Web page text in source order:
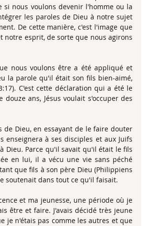
si nous voulons devenir l'homme ou la
les paroles de Dieu à notre sujet
De cette manière, c'est l'image que
esprit, de sorte que nous agirons
nous voulons être a été appliqué et
la parole qu'il était son fils bien-aimé,
C'est cette déclaration qui a été le
ans, Jésus voulait s'occuper des
Dieu, en essayant de le faire douter
enseignera à ses disciples et aux Juifs
Dieu. Parce qu'il savait qu'il était le fils
en lui, il a vécu une vie sans péché
que fils à son père Dieu (Philippiens
soutenait dans tout ce qu'il faisait.
et ma jeunesse, une période où je
être et faire. J'avais décidé très jeune
je n'étais pas comme les autres et que